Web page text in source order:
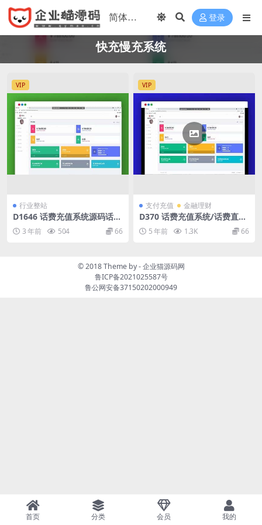
登录
快充慢充系统
VIP
行业整站
D1646 话费充值系统源码话费
直充快充慢充系统源码
3 年前 504 66
VIP
支付充值 金融理财
D370 话费充值系统/话费直
充/快充慢充系统/话费直充系
统 5 年前 1.3K 66
© 2018 Theme by -企业猫源码网
鲁ICP备2021025587号
鲁公网安备37150202000949
首页 分类 会员 我的